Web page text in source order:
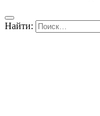
Найти: